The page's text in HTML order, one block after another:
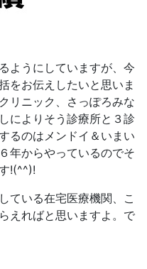
ようにしていますが、今
をお伝えしたいと思いま
リニック、さっぽろみな
によりそう診療所と３診
るのはメンドイ＆いまい
年からやっているのでそ
!(^^)!
ている在宅医療機関、こ
えればと思いますよ。で